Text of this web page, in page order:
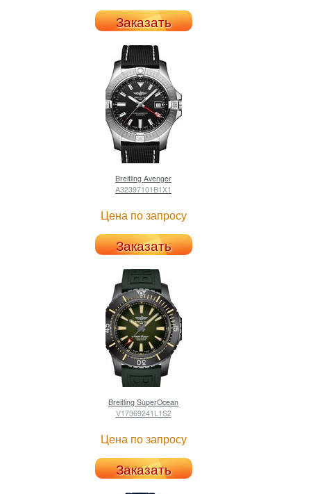
Заказать
Breitling Avenger
A32397101B1X1
Цена по запросу
Заказать
Breitling SuperOcean
V17369241L1S2
Цена по запросу
Заказать